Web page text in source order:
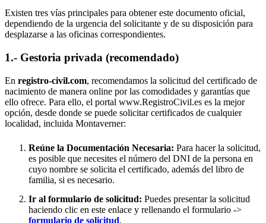
Existen tres vías principales para obtener este documento oficial,
dependiendo de la urgencia del solicitante y de su disposición para
desplazarse a las oficinas correspondientes.
1.- Gestoria privada (recomendado)
En registro-civil.com, recomendamos la solicitud del certificado de
nacimiento de manera online por las comodidades y garantías que
ello ofrece. Para ello, el portal www.RegistroCivil.es es la mejor
opción, desde donde se puede solicitar certificados de cualquier
localidad, incluida Montaverner:
Reúne la Documentación Necesaria: Para hacer la solicitud,
es posible que necesites el número del DNI de la persona en
cuyo nombre se solicita el certificado, además del libro de
familia, si es necesario.
Ir al formulario de solicitud: Puedes presentar la solicitud
haciendo clic en este enlace y rellenando el formulario ->
formulario de solicitud.